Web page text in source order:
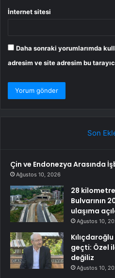
İnternet sitesi
Daha sonraki yorumlarımda
adresim ve site adresim bu
Son
Çin ve Endonezya Arasında
Ağustos 10, 2026
28
Bulvarının
ulaşıma
Ağustos 10,
geçti: Özel
değiliz
Ağustos 10,